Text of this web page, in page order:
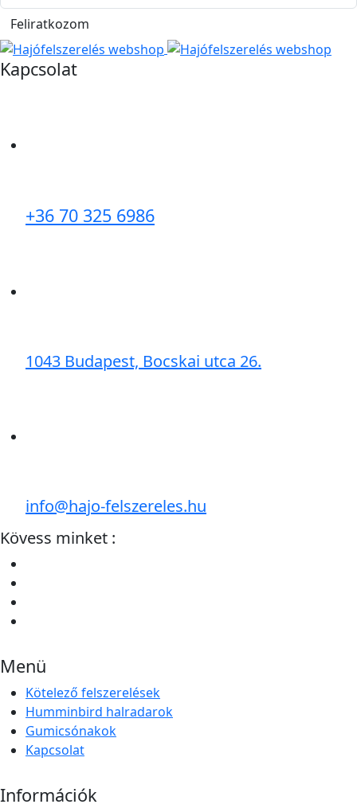
Feliratkozom
Kapcsolat
+36 70 325 6986
1043 Budapest, Bocskai utca 26.
info@hajo-felszereles.hu
Kövess minket :
Menü
Kötelező felszerelések
Humminbird halradarok
Gumicsónakok
Kapcsolat
Információk